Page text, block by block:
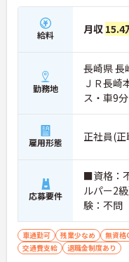
給料 月収 15.4
勤務地
長崎県 長
ＪＲ長崎
ス・車9分
雇用形態 正社員(正
応募要件
■資格：
ルパー2
験：不
の入力
限定可）
車通勤可 残業少なめ 無資格
交通費支給
退職金制度あり